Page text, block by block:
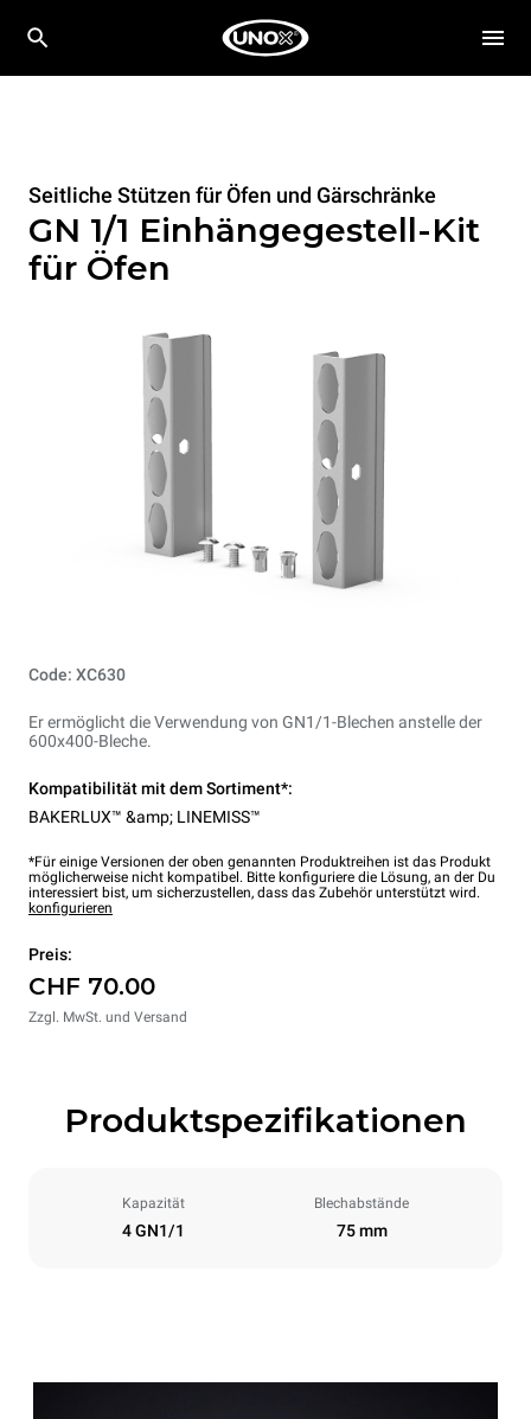
Seitliche Stützen für Öfen und Gärschränke
GN 1/1 Einhängegestell-Kit
für Öfen
Code: XC630
Er ermöglicht die Verwendung von GN1/1-Blechen anstelle der
600x400-Bleche.
Kompatibilität mit dem Sortiment*:
BAKERLUX™ &amp; LINEMISS™
*Für einige Versionen der oben genannten Produktreihen ist das Produkt
möglicherweise nicht kompatibel. Bitte konfiguriere die Lösung, an der Du
interessiert bist, um sicherzustellen, dass das Zubehör unterstützt wird.
konfigurieren
Preis:
CHF 70.00
Zzgl. MwSt. und Versand
Produktspezifikationen
Kapazität
4 GN1/1
Blechabstände
75 mm